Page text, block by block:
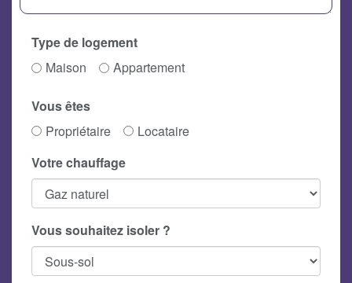
Type de logement
Maison
Appartement
Vous êtes
Propriétaire
Locataire
Votre chauffage
Vous souhaitez isoler ?